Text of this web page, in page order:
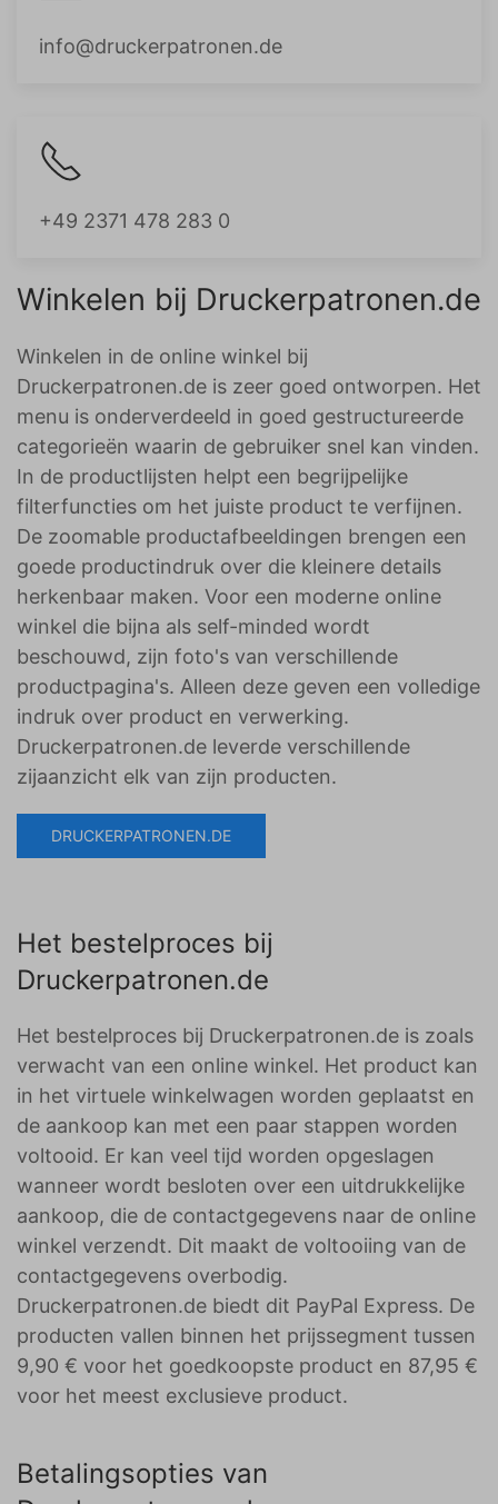
info@druckerpatronen.de
+49 2371 478 283 0
Winkelen bij Druckerpatronen.de
Winkelen in de online winkel bij
Druckerpatronen.de is zeer goed ontworpen. Het
menu is onderverdeeld in goed gestructureerde
categorieën waarin de gebruiker snel kan vinden.
In de productlijsten helpt een begrijpelijke
filterfuncties om het juiste product te verfijnen.
De zoomable productafbeeldingen brengen een
goede productindruk over die kleinere details
herkenbaar maken. Voor een moderne online
winkel die bijna als self-minded wordt
beschouwd, zijn foto's van verschillende
productpagina's. Alleen deze geven een volledige
indruk over product en verwerking.
Druckerpatronen.de leverde verschillende
zijaanzicht elk van zijn producten.
DRUCKERPATRONEN.DE
Het bestelproces bij
Druckerpatronen.de
Het bestelproces bij Druckerpatronen.de is zoals
verwacht van een online winkel. Het product kan
in het virtuele winkelwagen worden geplaatst en
de aankoop kan met een paar stappen worden
voltooid. Er kan veel tijd worden opgeslagen
wanneer wordt besloten over een uitdrukkelijke
aankoop, die de contactgegevens naar de online
winkel verzendt. Dit maakt de voltooiing van de
contactgegevens overbodig.
Druckerpatronen.de biedt dit PayPal Express. De
producten vallen binnen het prijssegment tussen
9,90 € voor het goedkoopste product en 87,95 €
voor het meest exclusieve product.
Betalingsopties van